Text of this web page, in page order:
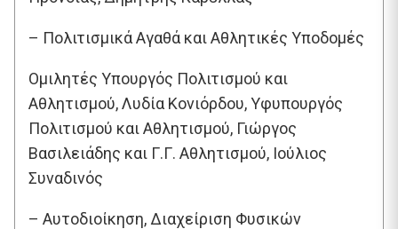
– Πολιτισμικά Αγαθά και Αθλητικές Υποδομές
Ομιλητές Υπουργός Πολιτισμού και
Αθλητισμού, Λυδία Κονιόρδου, Υφυπουργός
Πολιτισμού και Αθλητισμού, Γιώργος
Βασιλειάδης και Γ.Γ. Αθλητισμού, Ιούλιος
Συναδινός
– Αυτοδιοίκηση, Διαχείριση Φυσικών